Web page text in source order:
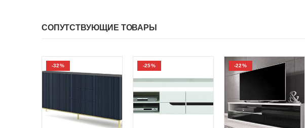
СОПУТСТВУЮЩИЕ ТОВАРЫ
-32% -25% -22%